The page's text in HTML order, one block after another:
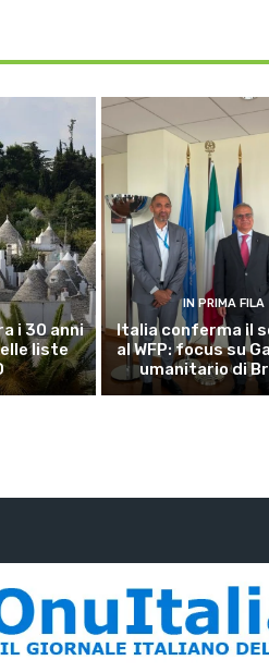
i 30 anni
liste
IN PRIMA FILA
Italia conferma il
al WFP: focus su
umanitario di